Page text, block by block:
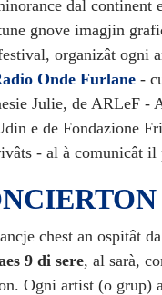
dal continent
gnove imagjin
organizât ogni
Onde Furlane -
Julie, de ARLeF -
e de Fondazione
- al à comunicât il
chest an ospitât
9 di sere, al sarà,
Ogni artist (o grup)